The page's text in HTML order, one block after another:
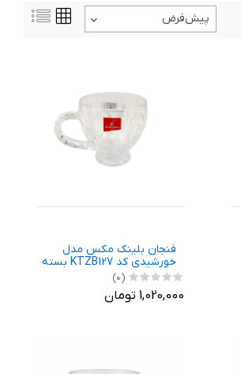
پیش‌فرض
فنجان بلینک مکس مدل
خورشیدی کد KTZB127 بسته
6 عددی
(0)
1,020,000 تومان